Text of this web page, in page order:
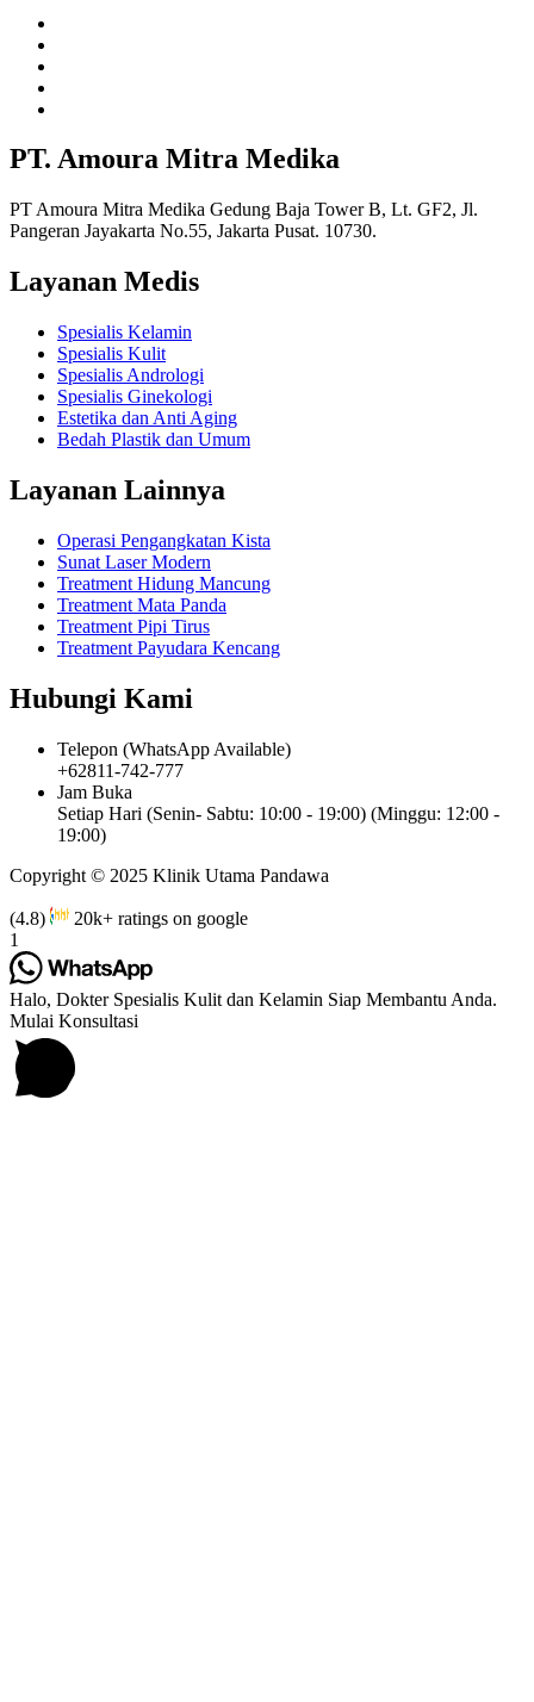
PT. Amoura Mitra Medika
PT Amoura Mitra Medika Gedung Baja Tower B, Lt. GF2, Jl.
Pangeran Jayakarta No.55, Jakarta Pusat. 10730.
Layanan Medis
Spesialis Kelamin
Spesialis Kulit
Spesialis Andrologi
Spesialis Ginekologi
Estetika dan Anti Aging
Bedah Plastik dan Umum
Layanan Lainnya
Operasi Pengangkatan Kista
Sunat Laser Modern
Treatment Hidung Mancung
Treatment Mata Panda
Treatment Pipi Tirus
Treatment Payudara Kencang
Hubungi Kami
Telepon (WhatsApp Available)
+62811-742-777
Jam Buka
Setiap Hari (Senin- Sabtu: 10:00 - 19:00) (Minggu: 12:00 -
19:00)
Copyright © 2025 Klinik Utama Pandawa
(4.8)
20k+ ratings on google
1
Halo, Dokter Spesialis Kulit dan Kelamin Siap Membantu Anda.
Mulai Konsultasi